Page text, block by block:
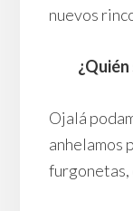
nuevos
Ojalá
anhelamos
furgonetas,